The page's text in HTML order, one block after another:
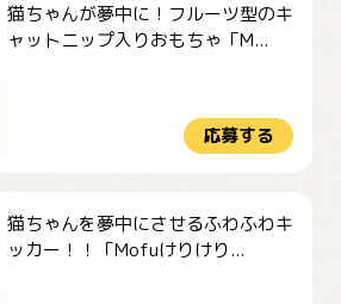
猫ちゃんが夢中に！フルーツ型のキ
ャットニップ入りおもちゃ「M...
応募する
猫ちゃんを夢中にさせるふわふわキ
ッカー！！「Mofuけりけり...